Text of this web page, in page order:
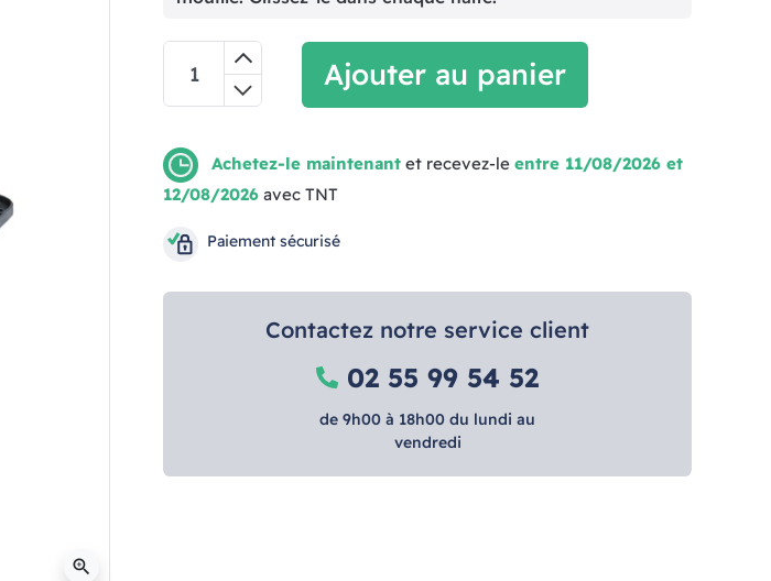
zoom_in
Ajouter au panier
Achetez-le maintenant et recevez-le entre 11/08/2026 et
12/08/2026 avec TNT
Paiement sécurisé
Contactez notre service client
02 55 99 54 52
de 9h00 à 18h00 du lundi au
vendredi